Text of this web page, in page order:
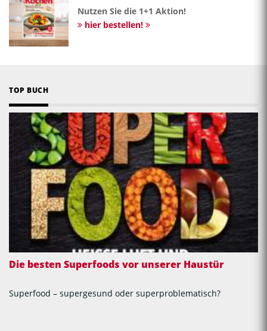
Nutzen Sie die 1+1 Aktion!
hier bestellen!
TOP BUCH
Die besten Superfoods vor unserer Haustür
Superfood – supergesund oder superproblematisch?